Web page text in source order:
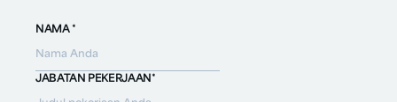
NAMA *
JABATAN PEKERJAAN*